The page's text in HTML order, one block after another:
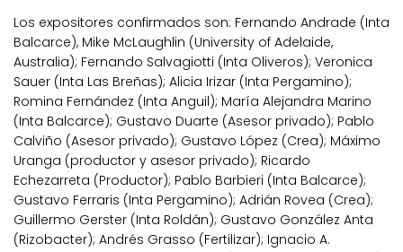
Los expositores confirmados son: Fernando Andrade (Inta
Balcarce), Mike McLaughlin (University of Adelaide,
Australia); Fernando Salvagiotti (Inta Oliveros); Veronica
Sauer (Inta Las Breñas); Alicia Irizar (Inta Pergamino);
Romina Fernández (Inta Anguil); María Alejandra Marino
(Inta Balcarce); Gustavo Duarte (Asesor privado); Pablo
Calviño (Asesor privado); Gustavo López (Crea); Máximo
Uranga (productor y asesor privado); Ricardo
Echezarreta (Productor); Pablo Barbieri (Inta Balcarce);
Gustavo Ferraris (Inta Pergamino); Adrián Rovea (Crea);
Guillermo Gerster (Inta Roldán); Gustavo González Anta
(Rizobacter); Andrés Grasso (Fertilizar); Ignacio A.